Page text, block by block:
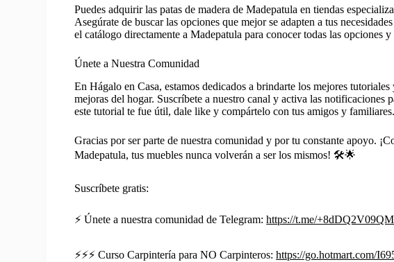
Puedes adquirir las patas de madera de Madepatula en tiendas
Asegúrate de buscar las opciones que mejor se adapten a tus
el catálogo directamente a Madepatula para conocer todas las opciones
Únete a Nuestra Comunidad
En Hágalo en Casa, estamos dedicados a brindarte los mejores
mejoras del hogar. Suscríbete a nuestro canal y activa las notificaciones
este tutorial te fue útil, dale like y compártelo con tus amigos y familiares.
Gracias por ser parte de nuestra comunidad y por tu constante apoyo.
Madepatula, tus muebles nunca volverán a ser los mismos! 🛠️🌟
Suscríbete gratis:
⚡️ Únete a nuestra comunidad de Telegram:https://t.me/
⚡️⚡️⚡️ Curso Carpintería para NO Carpinteros:https://go.hotmart.com/